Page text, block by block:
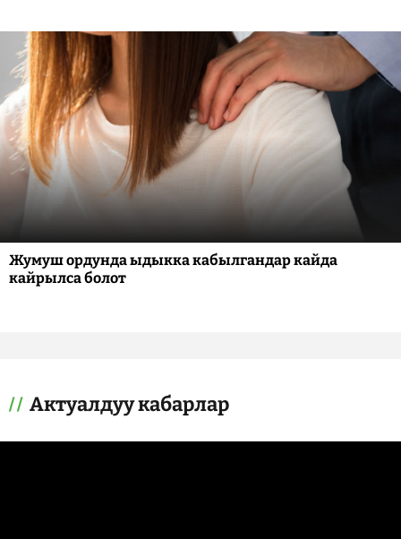
Жумуш ордунда ыдыкка кабылгандар кайда
кайрылса болот
Актуалдуу кабарлар